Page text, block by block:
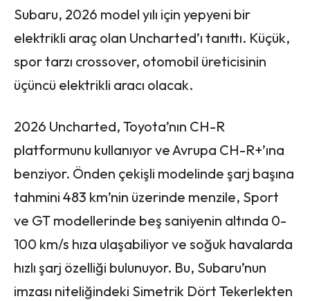
Subaru, 2026 model yılı için yepyeni bir
elektrikli araç olan Uncharted’ı tanıttı. Küçük,
spor tarzı crossover, otomobil üreticisinin
üçüncü elektrikli aracı olacak.
2026 Uncharted, Toyota’nın CH-R
platformunu kullanıyor ve Avrupa CH-R+’ına
benziyor. Önden çekişli modelinde şarj başına
tahmini 483 km’nin üzerinde menzile, Sport
ve GT modellerinde beş saniyenin altında 0-
100 km/s hıza ulaşabiliyor ve soğuk havalarda
hızlı şarj özelliği bulunuyor. Bu, Subaru’nun
imzası niteliğindeki Simetrik Dört Tekerlekten